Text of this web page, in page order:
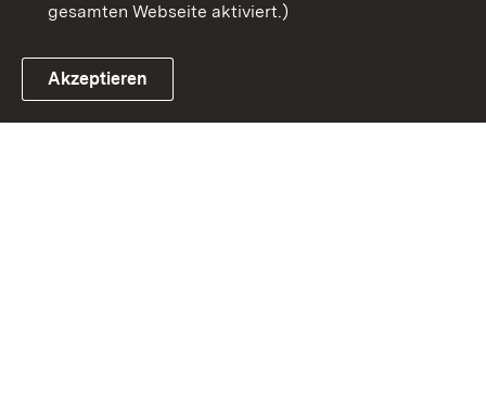
Link zum Landesportal
gesamten Webseite aktiviert.)
Akzeptieren